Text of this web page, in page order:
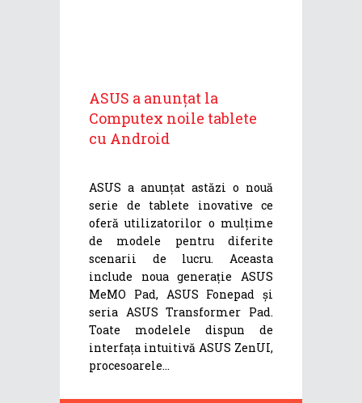
ASUS a anunțat la
Computex noile tablete
cu Android
ASUS a anunțat astăzi o nouă
serie de tablete inovative ce
oferă utilizatorilor o mulțime
de modele pentru diferite
scenarii de lucru. Aceasta
include noua generație ASUS
MeMO Pad, ASUS Fonepad și
seria ASUS Transformer Pad.
Toate modelele dispun de
interfața intuitivă ASUS ZenUI,
procesoarele